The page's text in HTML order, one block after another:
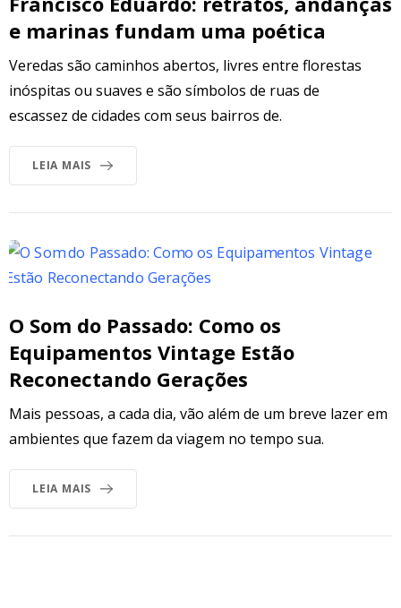
e marinas fundam uma poética
Veredas são caminhos abertos, livres entre florestas
inóspitas ou suaves e são símbolos de ruas de
escassez de cidades com seus bairros de.
LEIA MAIS
O Som do Passado: Como os
Equipamentos Vintage Estão
Reconectando Gerações
Mais pessoas, a cada dia, vão além de um breve lazer em
ambientes que fazem da viagem no tempo sua.
LEIA MAIS